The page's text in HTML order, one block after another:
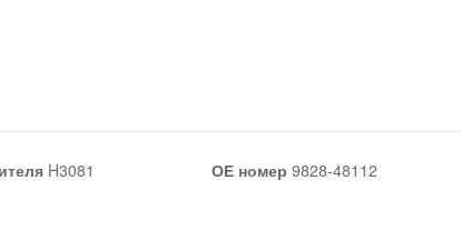
H3081 ОЕ номер 9828-48112